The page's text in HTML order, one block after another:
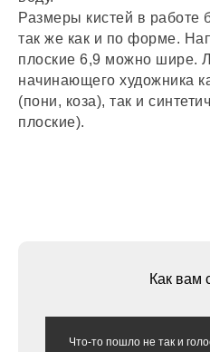
Размеры кистей в
так же как и по форме.
плоские 6,9 можно шире.
начинающего художника
(пони, коза), так и
плоские).
Как вам
Что-то пошло не так и